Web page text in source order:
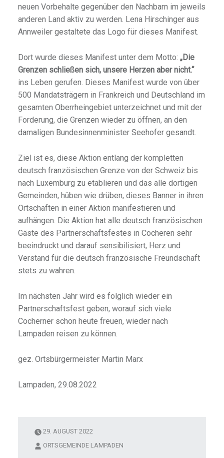
neuen Vorbehalte gegenüber den Nachbarn im jeweils
anderen Land aktiv zu werden. Lena Hirschinger aus
Annweiler gestaltete das Logo für dieses Manifest.
Dort wurde dieses Manifest unter dem Motto: „Die
Grenzen schließen sich, unsere Herzen aber nicht.“
ins Leben gerufen. Dieses Manifest wurde von über
500 Mandatsträgern in Frankreich und Deutschland im
gesamten Oberrheingebiet unterzeichnet und mit der
Forderung, die Grenzen wieder zu öffnen, an den
damaligen Bundesinnenminister Seehofer gesandt.
Ziel ist es, diese Aktion entlang der kompletten
deutsch französischen Grenze von der Schweiz bis
nach Luxemburg zu etablieren und das alle dortigen
Gemeinden, hüben wie drüben, dieses Banner in ihren
Ortschaften in einer Aktion manifestieren und
aufhängen. Die Aktion hat alle deutsch französischen
Gäste des Partnerschaftsfestes in Cocheren sehr
beeindruckt und darauf sensibilisiert, Herz und
Verstand für die deutsch französische Freundschaft
stets zu wahren.
Im nächsten Jahr wird es folglich wieder ein
Partnerschaftsfest geben, worauf sich viele
Cocherner schon heute freuen, wieder nach
Lampaden reisen zu können.
gez. Ortsbürgermeister Martin Marx
Lampaden, 29.08.2022
29. AUGUST 2022
ORTSGEMEINDE LAMPADEN